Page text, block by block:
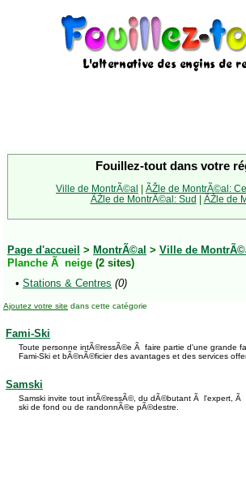
Fouillez-tout dans votre
Ville de MontrÃ©al | ÃŽle de MontrÃ©al:
ÃŽle de MontrÃ©al: Sud | ÃŽle de
Page d'accueil > MontrÃ©al > Ville de
Planche Ã neige (2 sites)
• Stations & Centres (0)
Ajoutez votre site dans cette catégorie
Fami-Ski
Toute personne intÃ©ressÃ©e Ã faire partie d'une grande
Fami-Ski et bÃ©nÃ©ficier des avantages et des services
Samski
Samski invite tout intÃ©ressÃ©, du dÃ©butant Ã l'expert, Ã
ski de fond ou de randonnÃ©e pÃ©destre.